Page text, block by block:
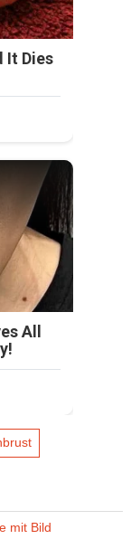
It Dies
All
mit Bild